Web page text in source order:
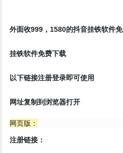
外面收999，1580的抖音挂铁软件
挂铁软件免费下载
以下链接注册登录即可使用
网址复制到浏览器打开
网页版：
注册链接：